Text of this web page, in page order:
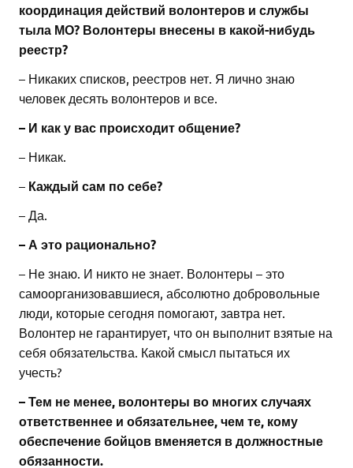
координация действий волонтеров и службы
тыла МО? Волонтеры внесены в какой-нибудь
реестр?
– Никаких списков, реестров нет. Я лично знаю
человек десять волонтеров и все.
– И как у вас происходит общение?
– Никак.
– Каждый сам по себе?
– Да.
– А это рационально?
– Не знаю. И никто не знает. Волонтеры – это
самоорганизовавшиеся, абсолютно добровольные
люди, которые сегодня помогают, завтра нет.
Волонтер не гарантирует, что он выполнит взятые на
себя обязательства. Какой смысл пытаться их
учесть?
– Тем не менее, волонтеры во многих случаях
ответственнее и обязательнее, чем те, кому
обеспечение бойцов вменяется в должностные
обязанности.